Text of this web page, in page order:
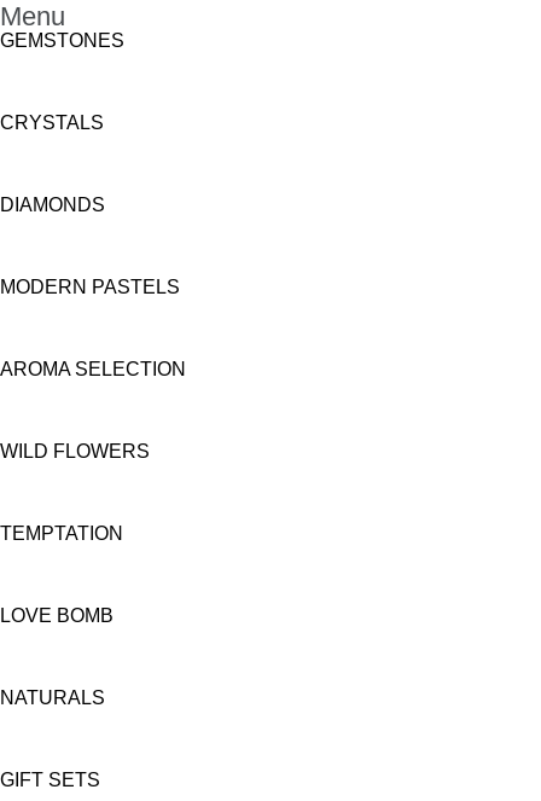
Menu
GEMSTONES
CRYSTALS
DIAMONDS
MODERN PASTELS
AROMA SELECTION
WILD FLOWERS
TEMPTATION
LOVE BOMB
NATURALS
GIFT SETS